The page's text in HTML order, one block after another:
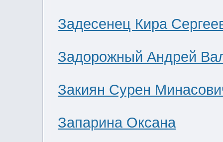
Задесенец Кира
Задорожный Андрей
Закиян Сурен
Запарина Оксана